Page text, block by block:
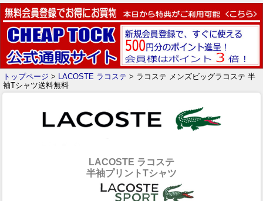
トップページ > LACOSTE ラコステ > ラコステ メンズビッグラコステ 半
袖Tシャツ送料無料
LACOSTE ラコステ
半袖プリントTシャツ